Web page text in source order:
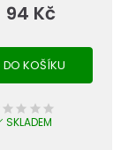
94 Kč
DO KOŠÍKU
SKLADEM